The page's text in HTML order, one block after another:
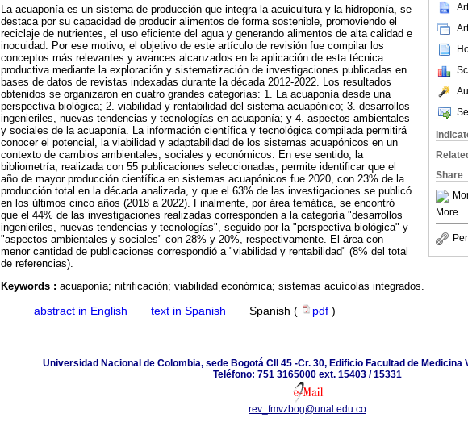
Share
More
La acuaponía es un sistema de producción que integra la acuicultura y la hidroponía, se
destaca por su capacidad de producir alimentos de forma sostenible, promoviendo el
reciclaje de nutrientes, el uso eficiente del agua y generando alimentos de alta calidad e
inocuidad. Por ese motivo, el objetivo de este artículo de revisión fue compilar los
conceptos más relevantes y avances alcanzados en la aplicación de esta técnica
productiva mediante la exploración y sistematización de investigaciones publicadas en
bases de datos de revistas indexadas durante la década 2012-2022. Los resultados
obtenidos se organizaron en cuatro grandes categorías: 1. La acuaponía desde una
perspectiva biológica; 2. viabilidad y rentabilidad del sistema acuapónico; 3. desarrollos
ingenieriles, nuevas tendencias y tecnologías en acuaponía; y 4. aspectos ambientales
y sociales de la acuaponía. La información científica y tecnológica compilada permitirá
conocer el potencial, la viabilidad y adaptabilidad de los sistemas acuapónicos en un
contexto de cambios ambientales, sociales y económicos. En ese sentido, la
bibliometría, realizada con 55 publicaciones seleccionadas, permite identificar que el
año de mayor producción científica en sistemas acuapónicos fue 2020, con 23% de la
producción total en la década analizada, y que el 63% de las investigaciones se publicó
en los últimos cinco años (2018 a 2022). Finalmente, por área temática, se encontró
que el 44% de las investigaciones realizadas corresponden a la categoría "desarrollos
ingenieriles, nuevas tendencias y tecnologías", seguido por la "perspectiva biológica" y
"aspectos ambientales y sociales" con 28% y 20%, respectivamente. El área con
menor cantidad de publicaciones correspondió a "viabilidad y rentabilidad" (8% del total
de referencias).
Keywords : acuaponía; nitrificación; viabilidad económica; sistemas acuícolas integrados.
· abstract in English · text in Spanish · Spanish ( pdf )
Universidad Nacional de Colombia, sede Bogotá Cll 45 -Cr. 30, Edificio Facultad de Medicina
Teléfono: 751 3165000 ext. 15403 / 15331
rev_fmvzbog@unal.edu.co